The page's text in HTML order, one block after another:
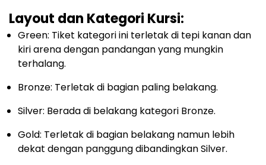
Layout dan Kategori Kursi:
Green: Tiket kategori ini terletak di tepi kanan dan
kiri arena dengan pandangan yang mungkin
terhalang.
Bronze: Terletak di bagian paling belakang.
Silver: Berada di belakang kategori Bronze.
Gold: Terletak di bagian belakang namun lebih
dekat dengan panggung dibandingkan Silver.